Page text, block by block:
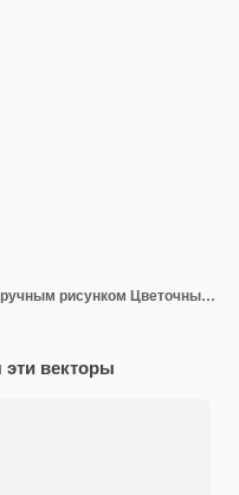
Бесшовный цветочный узор с ручным рисунком Цветочный мотив для модных обоев Оберточная бумага Фон Ткань Текстильная одежда и дизайн карт
эти векторы